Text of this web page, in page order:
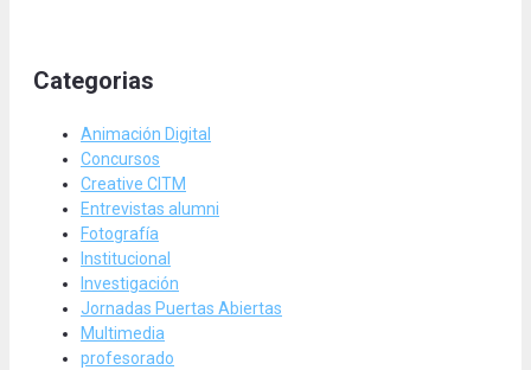
Categorias
Animación Digital
Concursos
Creative CITM
Entrevistas alumni
Fotografía
Institucional
Investigación
Jornadas Puertas Abiertas
Multimedia
profesorado